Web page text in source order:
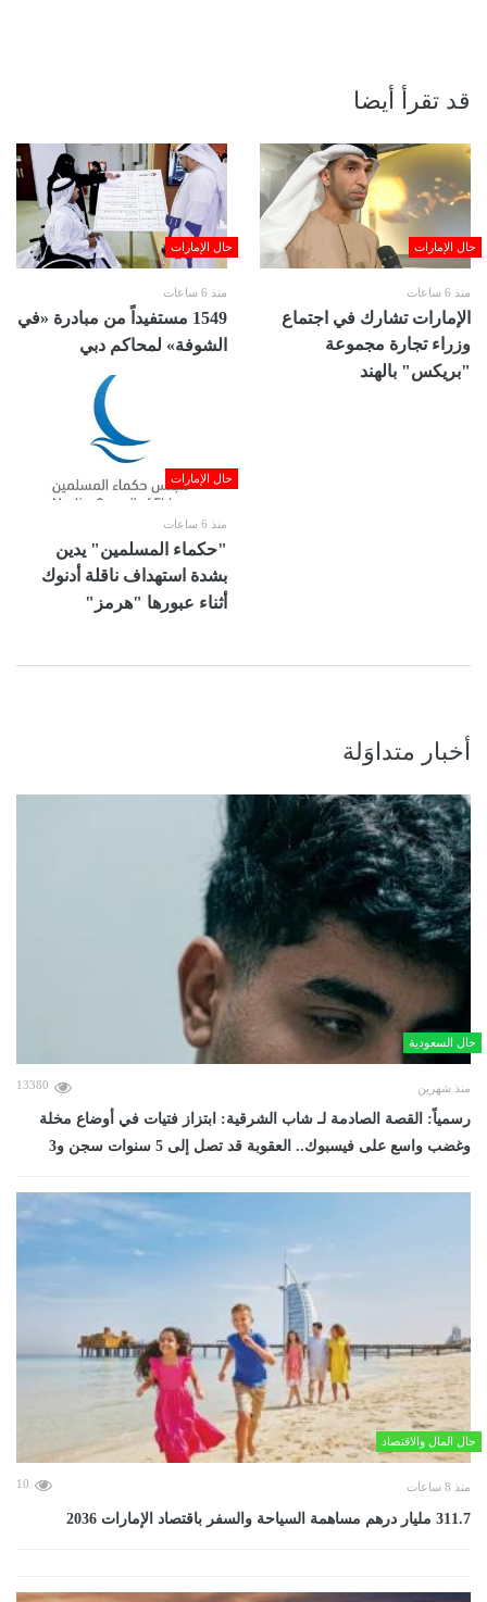
قد تقرأ أيضا
حال الإمارات
منذ 6 ساعات
الإمارات تشارك في اجتماع
وزراء تجارة مجموعة
"بريكس" بالهند
حال الإمارات
منذ 6 ساعات
1549 مستفيداً من مبادرة «في
الشوفة» لمحاكم دبي
حال الإمارات
منذ 6 ساعات
"حكماء المسلمين" يدين
بشدة استهداف ناقلة أدنوك
أثناء عبورها "هرمز"
أخبار متداوَلة
حال السعودية
منذ شهرين 13380
رسمياً: القصة الصادمة لـ شاب الشرقية: ابتزاز فتيات في أوضاع مخلة
وغضب واسع على فيسبوك.. العقوبة قد تصل إلى 5 سنوات سجن و3
حال المال والاقتصاد
منذ 8 ساعات 10
311.7 مليار درهم مساهمة السياحة والسفر باقتصاد الإمارات 2036